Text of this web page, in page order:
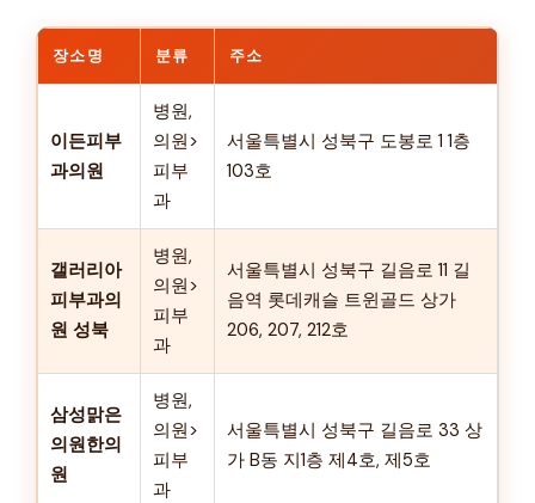
장소명 분류 주소
이든피부
과의원
병원,
의원>
피부
과
서울특별시 성북구 도봉로 1 1층
103호
갤러리아
피부과의
원 성북
병원,
의원>
피부
과
서울특별시 성북구 길음로 11 길
음역 롯데캐슬 트윈골드 상가
206, 207, 212호
삼성맑은
의원한의
원
병원,
의원>
피부
과
서울특별시 성북구 길음로 33 상
가 B동 지1층 제4호, 제5호